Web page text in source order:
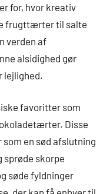
for, hvor kreativ
frugttærter til salte
verden af
alsidighed gør
lejlighed.
favoritter som
Disse
en sød afslutning
sprøde skorpe
søde fyldninger